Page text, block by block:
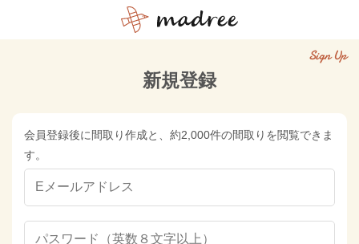
Sign Up
新規登録
会員登録後に間取り作成と、約2,000件の間取りを閲覧できま
す。